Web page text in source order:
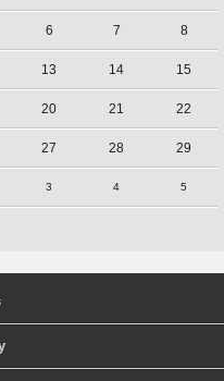
6 7 8
13 14 15
20 21 22
27 28 29
3 4 5